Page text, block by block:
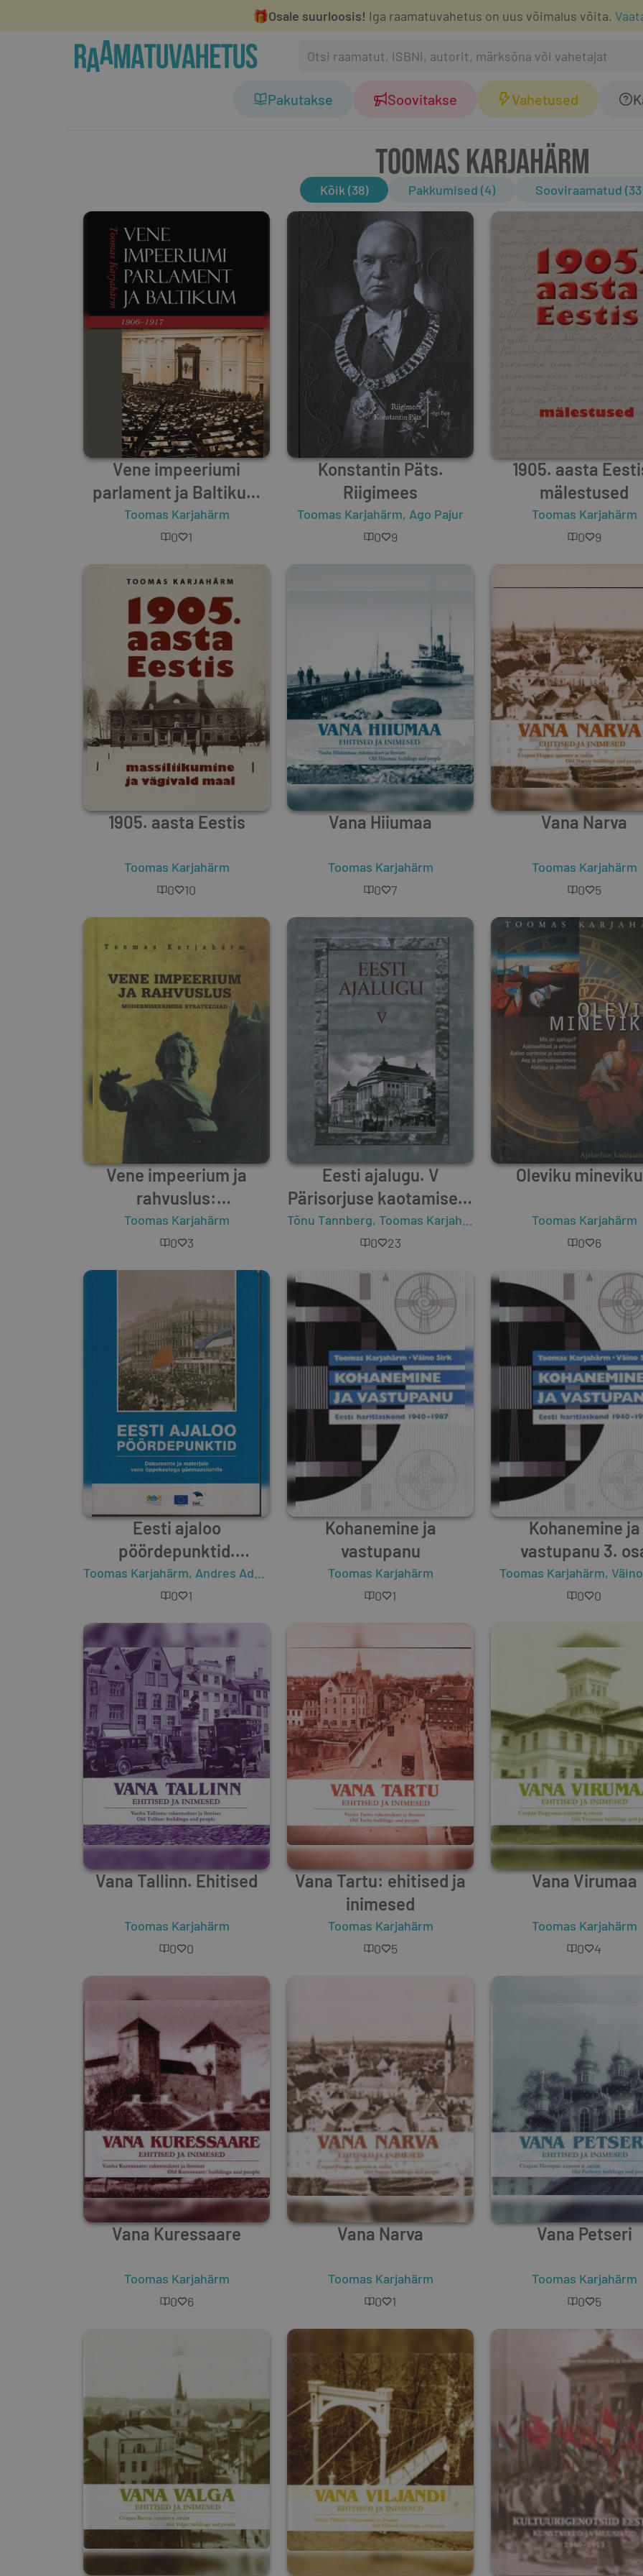
🎁Osale suurloosis! Iga raamatuvahetus on uus võimalus võita.
Pakutakse Soovitakse Vahetused
TOOMAS KARJAHÄRM
Kõik (38) Pakkumised (4) Sooviraamatud
Vene impeeriumi
parlament ja Baltikum
1906–1917
Toomas Karjahärm
0
1
Konstantin Päts.
Riigimees
Toomas Karjahärm, Ago Pajur
0
9
1905. aasta
mälestused
Toomas Karjahärm
0
9
1905. aasta Eestis
Toomas Karjahärm
0
10
Vana Hiiumaa
Toomas Karjahärm
0
7
Vana Narva
Toomas Karjahärm
0
5
Vene impeerium ja
rahvuslus:
moderniseerimise
strateegiad
Toomas Karjahärm
0
3
Eesti ajalugu. V
Pärisorjuse kaotamisest
Vabadussõjani
Tõnu Tannberg, Toomas Karjahärm Sulev Vahtre,Lea Leppik,
0
23
Oleviku
Toomas Karjahärm
0
6
Eesti ajaloo
pöördepunktid.
Dokumente ja materjale
vene õppekeelega
gümnaasiumile.
Toomas Karjahärm, Andres Adamson
0
1
Kohanemine ja
vastupanu
Toomas Karjahärm
0
1
Kohanemine ja
vastupanu 3.
Toomas Karjahärm,
0
0
Vana Tallinn. Ehitised
Toomas Karjahärm
0
0
Vana Tartu: ehitised ja
inimesed
Toomas Karjahärm
0
5
Vana Virumaa
Toomas Karjahärm
0
4
Vana Kuressaare
Toomas Karjahärm
0
6
Vana Narva
Toomas Karjahärm
0
1
Vana Petseri
Toomas Karjahärm
0
5